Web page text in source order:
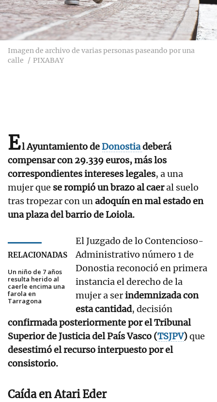
Imagen de archivo de varias personas paseando por una
calle
PIXABAY
El Ayuntamiento deDonostiadeberá
compensar con 29.339 euros, más los
correspondientes intereses legales, a una
mujer que se rompió un brazo al caeral suelo
tras tropezar con unadoquín en mal estado en
una plaza del barrio de Loiola.
RELACIONADAS
Un niño de 7 años
resulta herido al
caerle encima una
farola en
Tarragona
El Juzgado de lo Contencioso-
Administrativo número 1 de
Donostia reconoció en primera
instancia el derecho de la
mujer a serindemnizada con
esta cantidad, decisión
confirmada posteriormente por el Tribunal
Superior de Justicia del País Vasco (TSJPV)que
desestimó el recurso interpuesto por el
consistorio.
Caída en Atari Eder